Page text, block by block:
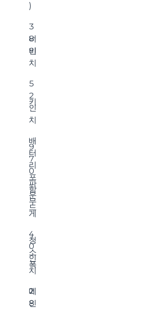
)
너
비
3
8
인
치
키
5
2
인
치
배
터
리
포
함
무
게
9
7
0
파
운
드
청
소
폭
4
0
인
치
메
인
2
8